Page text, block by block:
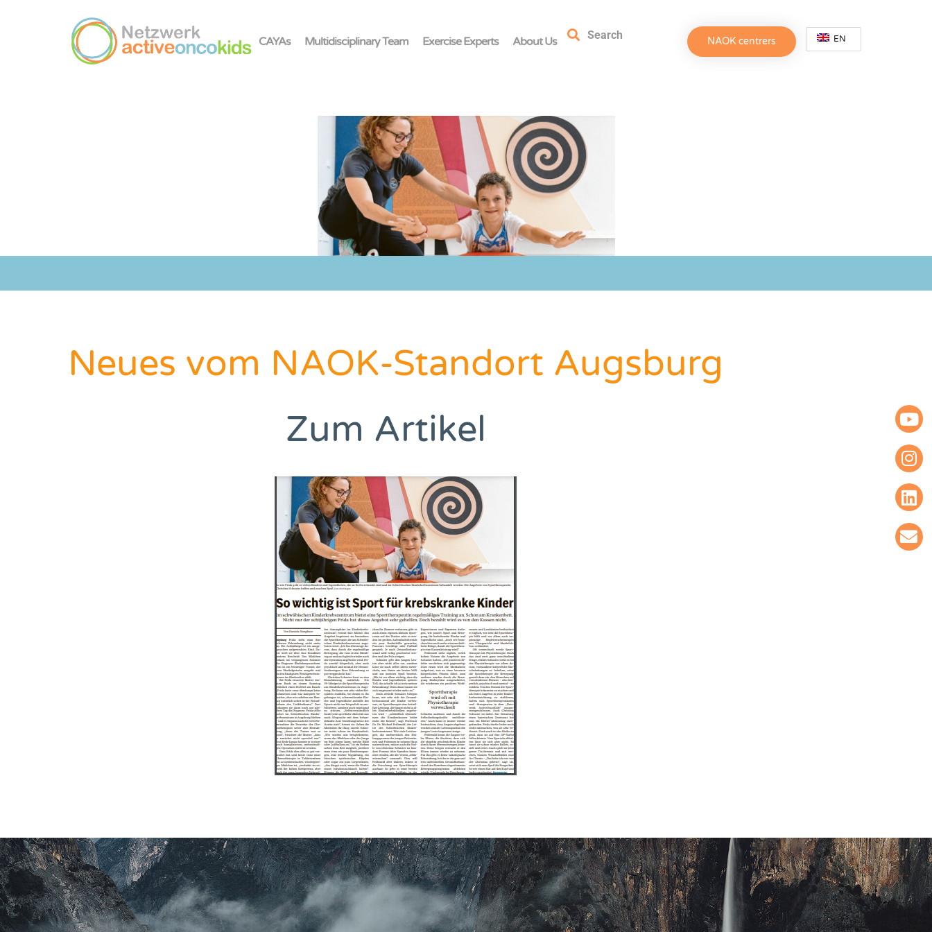
CAYAs Multidisciplinary Team Exercise Experts About Us Search NAOK centrers EN
Neues vom NAOK-Standort Augsburg
Zum Artikel